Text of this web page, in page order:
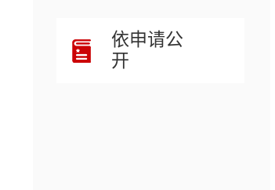
依申请公
开